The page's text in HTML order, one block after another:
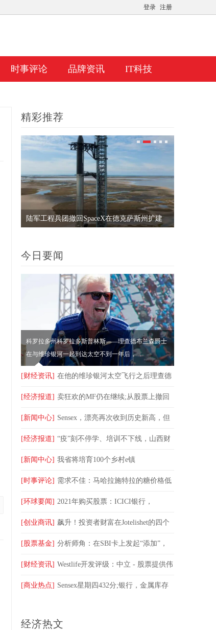
登录 注册
时事评论 品牌资讯 IT科技
精彩推荐
陆军工程兵团撤回SpaceX在德克萨斯州扩建
今日要闻
科罗拉多州科罗拉多斯普林斯——理查德布兰森爵士
在与维珍银河一起到达太空不到一年后，...
[财经资讯] 在他的维珍银河太空飞行之后理查德
布兰森现在希望与埃隆马斯克的SpaceX一起飞行
[经济报道] 卖狂欢的MF仍在继续;从股票上撤回
30,760卢比
[新闻中心] Sensex，漂亮再次收到历史新高，但
股票市场集会可能不会过度覆盖
[经济报道] “疫”刻不停学、培训不下线，山西财
政云会计讲堂开讲
[新闻中心] 我省将培育100个乡村e镇
[时事评论] 需求不佳：马哈拉施特拉的糖价格低
于MSP的3,100卢比
[环球要闻] 2021年购买股票：ICICI银行，
HDFC，在9股中，可能在55％以上的经济渡过
[创业商讯] 飙升！投资者财富在Jotelishet的四个
交易会议中升起了8.22亿卢比
[股票基金] 分析师角：在SBI卡上发起“添加”，
公允价值为RS900
[财经资讯] Westlife开发评级：中立 - 股票提供伟
大的开放营造
[商业热点] Sensex星期四432分;银行，金属库存
经济热文